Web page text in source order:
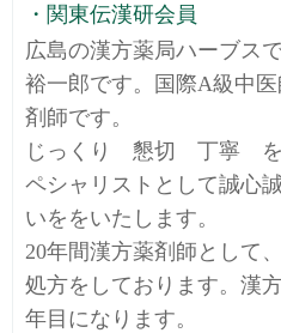
・関東伝漢研会員
広島の漢方薬局ハーブス
裕一郎です。国際A級中
剤師です。
じっくり 懇切 丁寧 を
ペシャリストとして誠心
いををいたします。
20年間漢方薬剤師として
処方をしております。漢
年目になります。